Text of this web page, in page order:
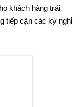
khách hàng trải
tiếp cận các kỳ nghỉ